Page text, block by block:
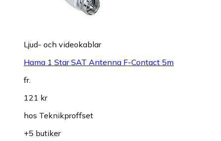
Ljud- och videokablar
Hama 1 Star SAT Antenna F-Contact 5m
fr.
121 kr
hos Teknikproffset
+5 butiker